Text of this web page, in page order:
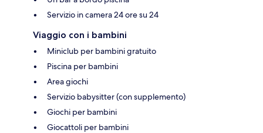
Servizio in camera 24 ore su 24
Viaggio con i bambini
Miniclub per bambini gratuito
Piscina per bambini
Area giochi
Servizio babysitter (con supplemento)
Giochi per bambini
Giocattoli per bambini